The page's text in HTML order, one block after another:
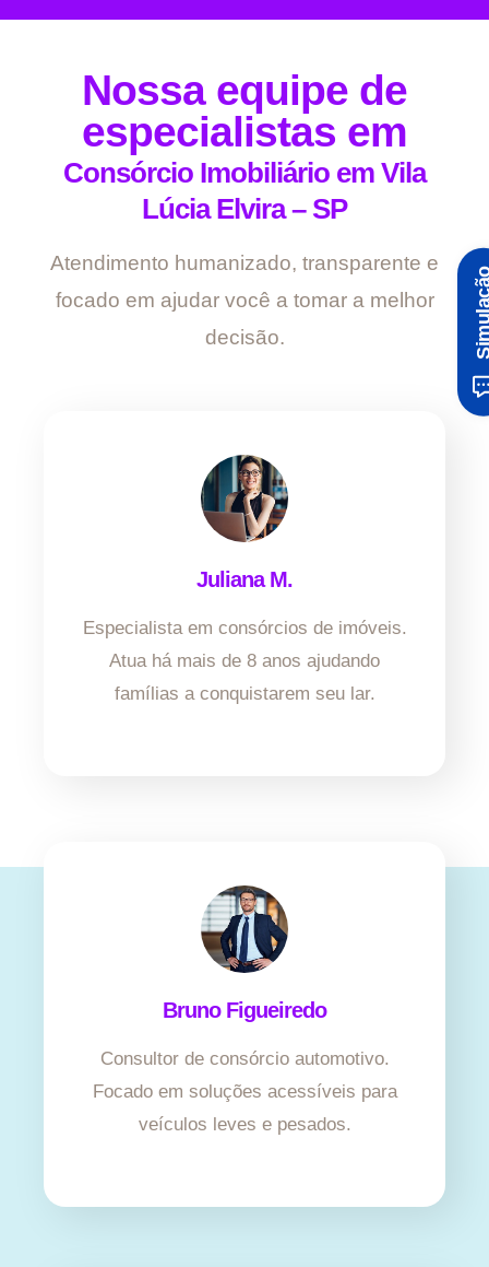
Nossa equipe de
especialistas em
Consórcio Imobiliário em Vila
Lúcia Elvira – SP
Atendimento humanizado, transparente e
focado em ajudar você a tomar a melhor
decisão.
Juliana M.
Especialista em consórcios de imóveis.
Atua há mais de 8 anos ajudando
famílias a conquistarem seu lar.
Bruno Figueiredo
Consultor de consórcio automotivo.
Focado em soluções acessíveis para
veículos leves e pesados.